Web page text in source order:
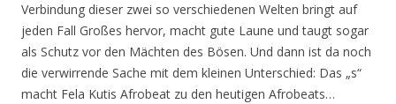
Verbindung dieser zwei so verschiedenen Welten bringt auf
jeden Fall Großes hervor, macht gute Laune und taugt sogar
als Schutz vor den Mächten des Bösen. Und dann ist da noch
die verwirrende Sache mit dem kleinen Unterschied: Das „s“
macht Fela Kutis Afrobeat zu den heutigen Afrobeats…